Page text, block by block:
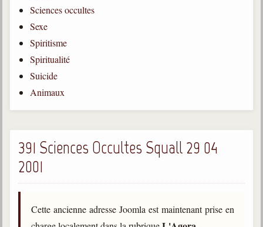
Chico Xavier
1910-2002
Divaldo Franco
1927-2025
Bibliothèque
Bibliothèque spirite
Documents
Bulletins "Le Spiritisme"
Sciences occultes
Sexe
Spiritisme
Spiritualité
Suicide
Animaux
391 Sciences Occultes Squall 29 04
2001
Cette ancienne adresse Joomla est maintenant prise en